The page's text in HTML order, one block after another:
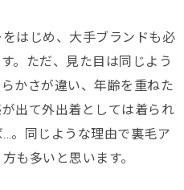
はじめ、大手ブランドも必
。ただ、見た目は同じよう
かさが違い、年齢を重ねた
出て外出着としては着られ
。同じような理由で裏毛ア
も多いと思います。